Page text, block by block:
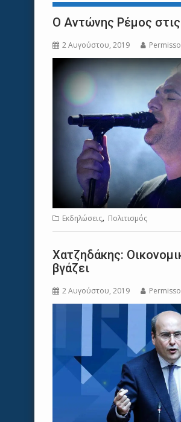
Ο Αντώνης Ρέμος
2 Αυγούστου, 2019
Εκδηλώσεις, Πολιτισμός
Χατζηδάκης:
βγάζει
2 Αυγούστου, 2019